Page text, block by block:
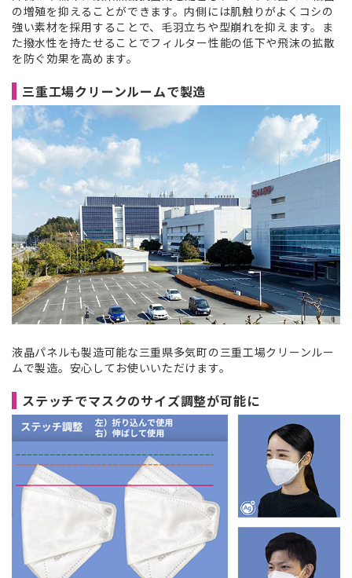
の増殖を抑えることができます。内側には肌触りがよくコシの
強い素材を採用することで、毛羽立ちや型崩れを抑えます。ま
た撥水性を持たせることでフィルター性能の低下や飛沫の拡散
を防ぐ効果を高めます。
三重工場クリーンルームで製造
液晶パネルも製造可能な三重県多気町の三重工場クリーンルー
ムで製造。安心してお使いいただけます。
ステッチでマスクのサイズ調整が可能に